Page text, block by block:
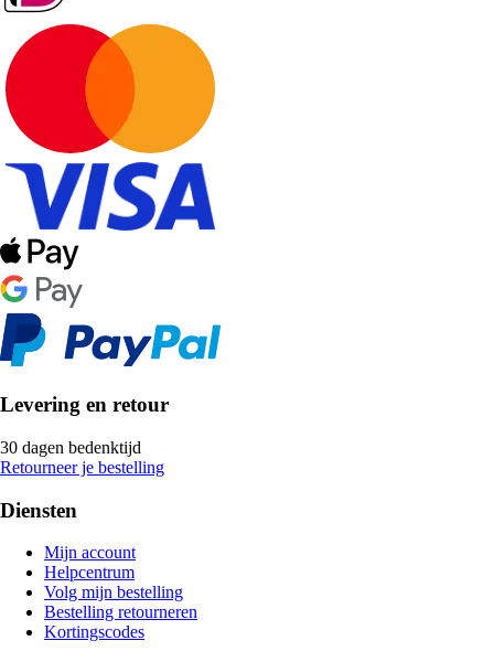
Levering en retour
30 dagen bedenktijd
Retourneer je bestelling
Diensten
Mijn account
Helpcentrum
Volg mijn bestelling
Bestelling retourneren
Kortingscodes